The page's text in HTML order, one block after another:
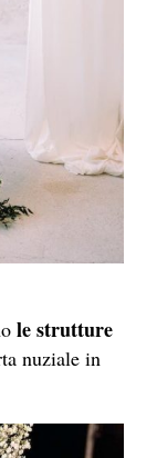
le strutture
nuziale in